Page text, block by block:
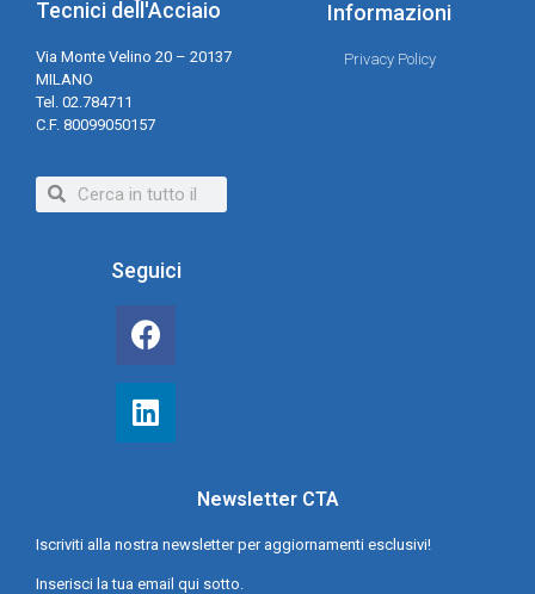
Tecnici dell'Acciaio
Via Monte Velino 20 – 20137
MILANO
Tel. 02.784711
C.F. 80099050157
Informazioni
Privacy Policy
Seguici
Newsletter CTA
Iscriviti alla nostra newsletter per aggiornamenti esclusivi!
Inserisci la tua email qui sotto.